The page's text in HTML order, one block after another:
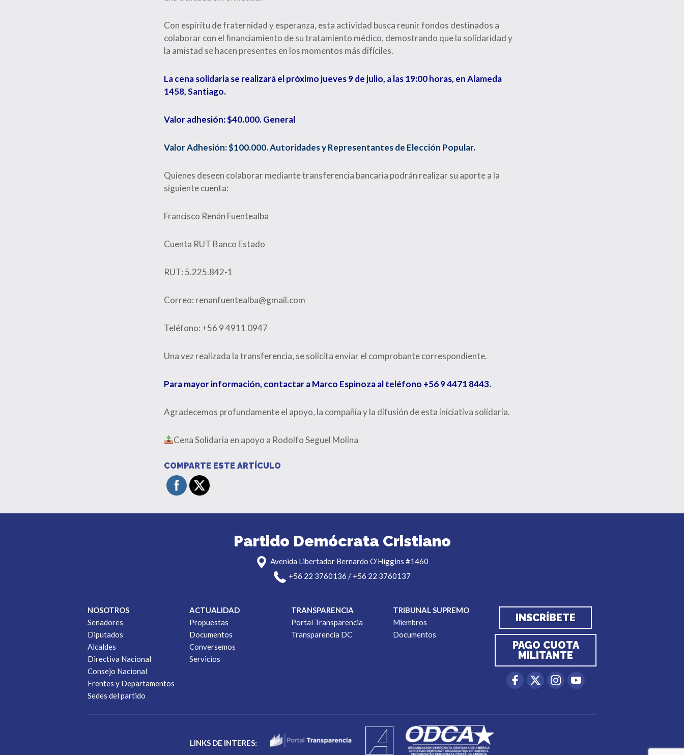
Con espíritu de fraternidad y esperanza, esta actividad busca reunir fondos destinados a
colaborar con el financiamiento de su tratamiento médico, demostrando que la solidaridad y
la amistad se hacen presentes en los momentos más difíciles.
La cena solidaria se realizará el próximo jueves 9 de julio, a las 19:00 horas, en Alameda
1458, Santiago.
Valor adhesión: $40.000. General
Valor Adhesión: $100.000. Autoridades y Representantes de Elección Popular.
Quienes deseen colaborar mediante transferencia bancaria podrán realizar su aporte a la
siguiente cuenta:
Francisco Renán Fuentealba
Cuenta RUT Banco Estado
RUT: 5.225.842-1
Correo: renanfuentealba@gmail.com
Teléfono: +56 9 4911 0947
Una vez realizada la transferencia, se solicita enviar el comprobante correspondiente.
Para mayor información, contactar a Marco Espinoza al teléfono +56 9 4471 8443.
Agradecemos profundamente el apoyo, la compañía y la difusión de esta iniciativa solidaria.
Cena Solidaria en apoyo a Rodolfo Seguel Molina
COMPARTE ESTE ARTÍCULO
Partido Demócrata Cristiano
Avenida Libertador Bernardo O'Higgins #1460
+56 22 3760136 / +56 22 3760137
NOSOTROS
Senadores
Diputados
Alcaldes
Directiva Nacional
Consejo Nacional
Frentes y Departamentos
Sedes del partido
ACTUALIDAD
Propuestas
Documentos
Conversemos
Servicios
TRANSPARENCIA
Portal Transparencia
Transparencia DC
TRIBUNAL SUPREMO
Miembros
Documentos
INSCRÍBETE
PAGO CUOTA
MILITANTE
LINKS DE INTERES: